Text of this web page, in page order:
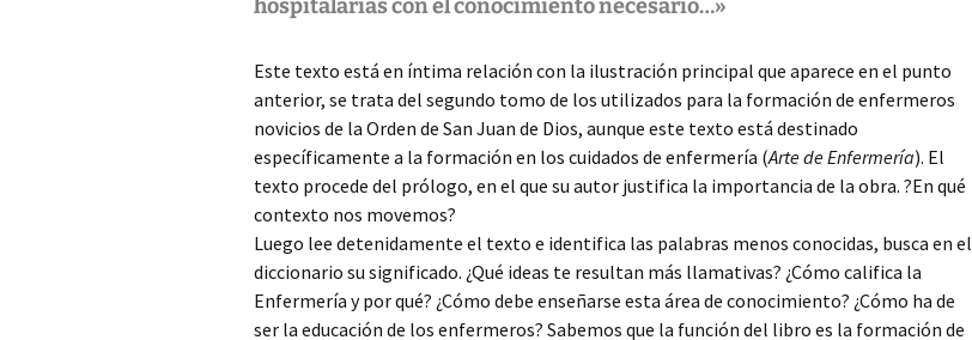
hospitalarias con el conocimiento necesario…»
Este texto está en íntima relación con la ilustración principal que aparece en el punto
anterior, se trata del segundo tomo de los utilizados para la formación de enfermeros
novicios de la Orden de San Juan de Dios, aunque este texto está destinado
específicamente a la formación en los cuidados de enfermería (Arte de Enfermería). El
texto procede del prólogo, en el que su autor justifica la importancia de la obra. ?En qué
contexto nos movemos?
Luego lee detenidamente el texto e identifica las palabras menos conocidas, busca en el
diccionario su significado. ¿Qué ideas te resultan más llamativas? ¿Cómo califica la
Enfermería y por qué? ¿Cómo debe enseñarse esta área de conocimiento? ¿Cómo ha de
ser la educación de los enfermeros? Sabemos que la función del libro es la formación de